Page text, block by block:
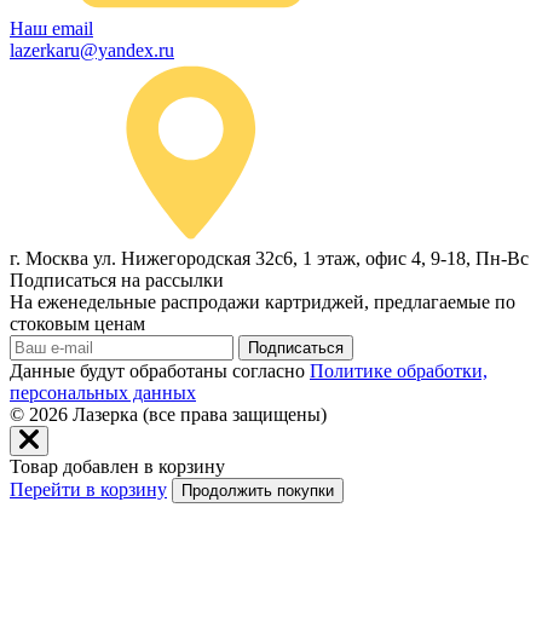
Наш email
lazerkaru@yandex.ru
г. Москва ул. Нижегородская 32с6, 1 этаж, офис 4, 9-18, Пн-Вс
Подписаться на рассылки
На еженедельные распродажи картриджей, предлагаемые по
стоковым ценам
Подписаться
Данные будут обработаны согласно Политике обработки,
персональных данных
© 2026 Лазерка (все права защищены)
Товар добавлен в корзину
Перейти в корзину
Продолжить покупки